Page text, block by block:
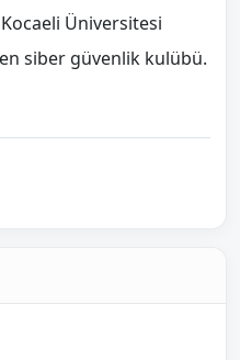
siber güvenlik kulübü.